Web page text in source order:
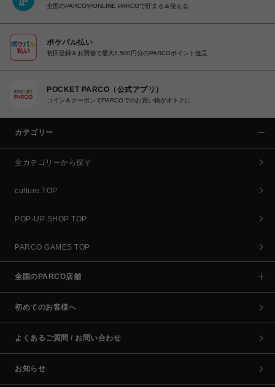
全国のPARCOやONLINE PARCOで貯まる＆使える
ポケパル払い
初回登録＆お買物で最大1,500円分のPARCOポイント進呈
POCKET PARCO（公式アプリ）
コイン＆クーポンでPARCOでのお買い物がオトクに
カテゴリー
全カテゴリーから探す
culture TOP
POP-UP SHOP TOP
PARCO GAMES TOP
全国のPARCO店舗
初めてのお客様へ
よくあるご質問 / お問い合わせ
お知らせ